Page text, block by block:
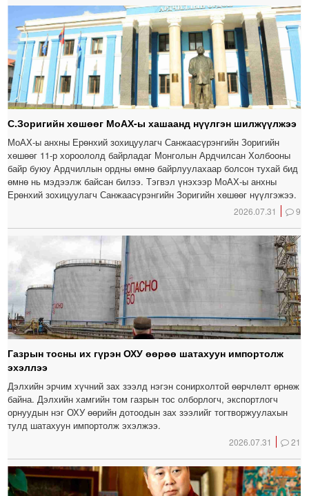
С.Зоригийн хөшөөг МоАХ-ы хашаанд нүүлгэн шилжүүлжээ
МоАХ-ы анхны Ерөнхий зохицуулагч Санжаасүрэнгийн Зоригийн
хөшөөг 11-р хороололд байрладаг Монголын Ардчилсан Холбооны
байр буюу Ардчиллын ордны өмнө байрлуулахаар болсон тухай бид
өмнө нь мэдээлж байсан билээ. Тэгвэл үнэхээр МоАХ-ы анхны
Ерөнхий зохицуулагч Санжаасүрэнгийн Зоригийн хөшөөг нүүлгэжээ.
2026.07.31 9
Газрын тосны их гүрэн ОХУ өөрөө шатахуун импортолж
эхэллээ
Дэлхийн эрчим хүчний зах зээлд нэгэн сонирхолтой өөрчлөлт өрнөж
байна. Дэлхийн хамгийн том газрын тос олборлогч, экспортлогч
орнуудын нэг ОХУ өөрийн дотоодын зах зээлийг тогтворжуулахын
тулд шатахуун импортолж эхэлжээ.
2026.07.31 21